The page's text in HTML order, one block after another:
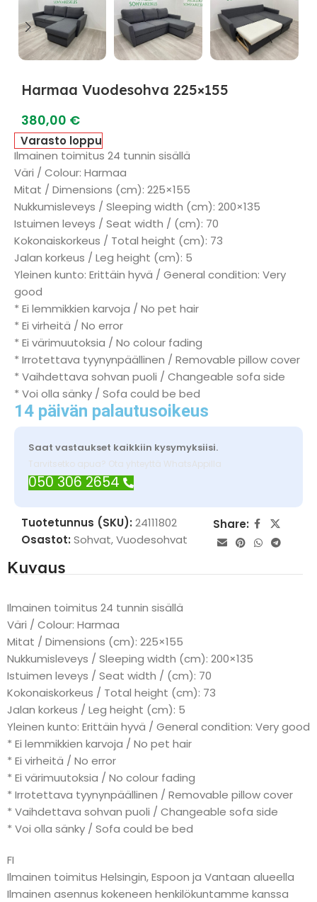
Harmaa Vuodesohva 225×155
380,00 €
Varasto loppu
Ilmainen toimitus 24 tunnin sisällä
Väri / Colour: Harmaa
Mitat / Dimensions (cm): 225×155
Nukkumisleveys / Sleeping width (cm): 200×135
Istuimen leveys / Seat width / (cm): 70
Kokonaiskorkeus / Total height (cm): 73
Jalan korkeus / Leg height (cm): 5
Yleinen kunto: Erittäin hyvä / General condition: Very
good
* Ei lemmikkien karvoja / No pet hair
* Ei virheitä / No error
* Ei värimuutoksia / No colour fading
* Irrotettava tyynynpäällinen / Removable pillow cover
* Vaihdettava sohvan puoli / Changeable sofa side
* Voi olla sänky / Sofa could be bed
14 päivän palautusoikeus
Saat vastaukset kaikkiin kysymyksiisi.
Tarvitsetko apua? Ota yhteyttä WhatsAppilla
050 306 2654
Tuotetunnus (SKU): 24111802
Osastot: Sohvat,Vuodesohvat
Share:
Kuvaus
Ilmainen toimitus 24 tunnin sisällä
Väri / Colour: Harmaa
Mitat / Dimensions (cm): 225×155
Nukkumisleveys / Sleeping width (cm): 200×135
Istuimen leveys / Seat width / (cm): 70
Kokonaiskorkeus / Total height (cm): 73
Jalan korkeus / Leg height (cm): 5
Yleinen kunto: Erittäin hyvä / General condition: Very good
* Ei lemmikkien karvoja / No pet hair
* Ei virheitä / No error
* Ei värimuutoksia / No colour fading
* Irrotettava tyynynpäällinen / Removable pillow cover
* Vaihdettava sohvan puoli / Changeable sofa side
* Voi olla sänky / Sofa could be bed
FI
Ilmainen toimitus Helsingin, Espoon ja Vantaan alueella
Ilmainen asennus kokeneen henkilökuntamme kanssa